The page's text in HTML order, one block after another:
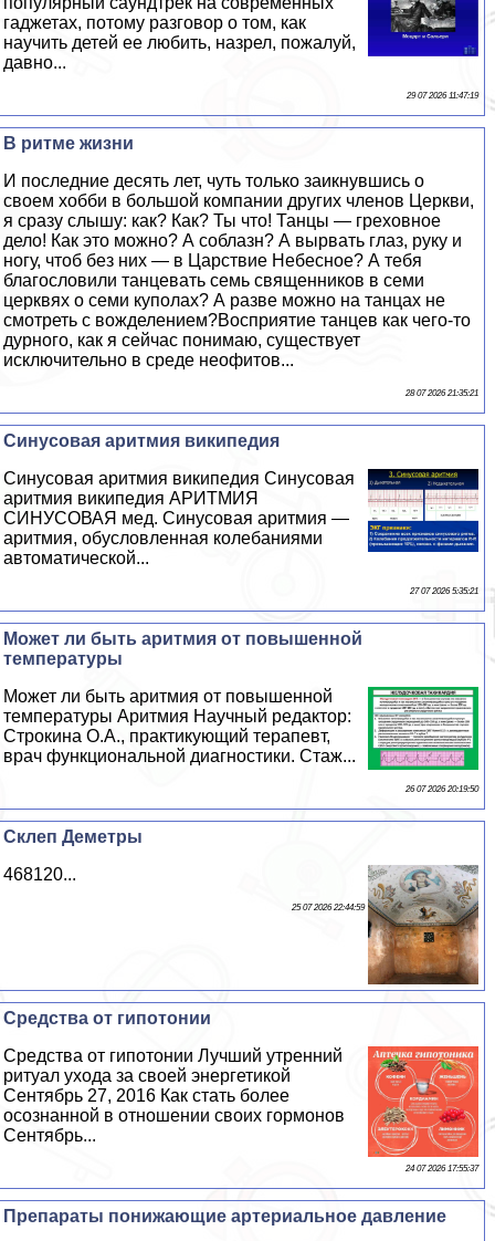
гаджетах, потому разговор о том, как
научить детей ее любить, назрел, пожалуй,
давно...
29 07 2026 11:47:19
В ритме жизни
И последние десять лет, чуть только заикнувшись о
своем хобби в большой компании других члeнов Церкви,
я сразу слышу: как? Как? Ты что! Танцы — греховное
дело! Как это можно? А coблaзн? А вырвать глаз, руку и
ногу, чтоб без них — в Царствие Небесное? А тебя
благословили танцевать семь священников в семи
церквях о семи куполах? А разве можно на танцах не
смотреть с вожделением?Восприятие танцев как чего-то
дурного, как я сейчас понимаю, существует
исключительно в среде неофитов...
28 07 2026 21:35:21
Синусовая аритмия википедия
Синусовая аритмия википедия Синусовая
аритмия википедия АРИТМИЯ
СИНУСОВАЯ мед. Синусовая аритмия —
аритмия, обусловленная колебаниями
автоматической...
27 07 2026 5:35:21
Может ли быть аритмия от повышенной
температуры
Может ли быть аритмия от повышенной
температуры Аритмия Научный редактор:
Строкина О.А., пpaктикующий терапевт,
врач функциональной диагностики. Стаж...
26 07 2026 20:19:50
Склеп Деметры
468120...
25 07 2026 22:44:59
Средства от гипотонии
Средства от гипотонии Лучший утренний
ритуал ухода за своей энергетикой
Сентябрь 27, 2016 Как стать более
осознанной в отношении своих гормонов
Сентябрь...
24 07 2026 17:55:37
Препараты понижающие артериальное давление